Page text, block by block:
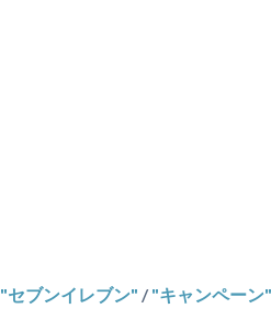
セブンイレブン / キャンペーン